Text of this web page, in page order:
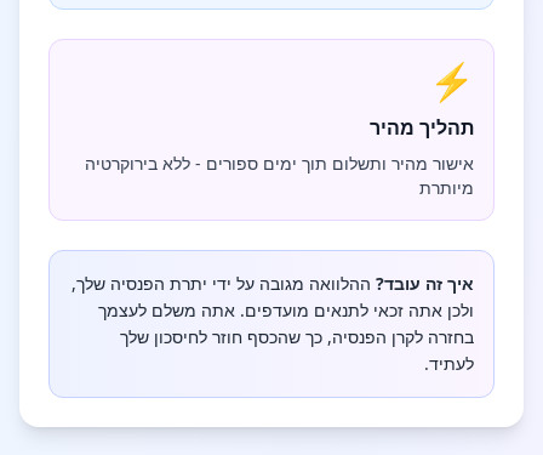
⚡
תהליך מהיר
אישור מהיר ותשלום תוך ימים ספורים - ללא בירוקרטיה
מיותרת
איך זה עובד? ההלוואה מגובה על ידי יתרת הפנסיה שלך,
ולכן אתה זכאי לתנאים מועדפים. אתה משלם לעצמך
בחזרה לקרן הפנסיה, כך שהכסף חוזר לחיסכון שלך
לעתיד.